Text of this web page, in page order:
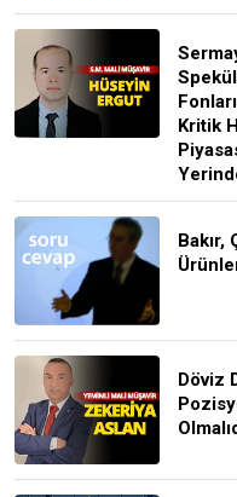
Kritik
Bakır,
Döviz